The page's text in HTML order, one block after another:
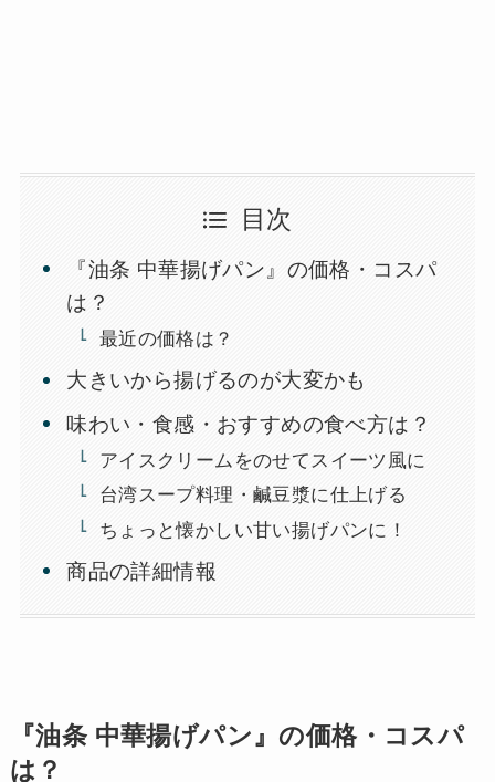
目次
『油条 中華揚げパン』の価格・コスパ
は？
最近の価格は？
大きいから揚げるのが大変かも
味わい・食感・おすすめの食べ方は？
アイスクリームをのせてスイーツ風に
台湾スープ料理・鹹豆漿に仕上げる
ちょっと懐かしい甘い揚げパンに！
商品の詳細情報
『油条 中華揚げパン』の価格・コスパ
は？